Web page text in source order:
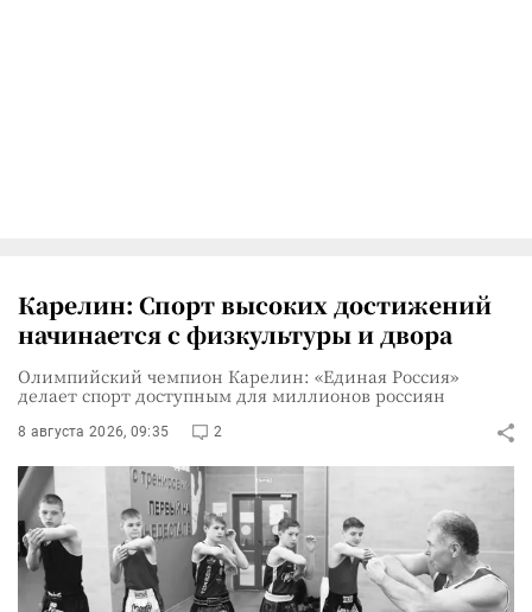
Карелин: Спорт высоких достижений
начинается с физкультуры и двора
Олимпийский чемпион Карелин: «Единая Россия»
делает спорт доступным для миллионов россиян
8 августа 2026, 09:35 2